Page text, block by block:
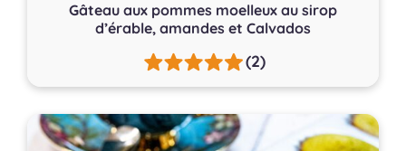
Gâteau aux pommes moelleux au sirop
d’érable, amandes et Calvados
(2)